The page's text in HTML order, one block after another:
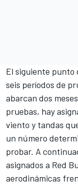
El siguiente punto
seis períodos de
abarcan dos
pruebas, hay
viento y tandas
un número
probar. A
asignados a Red
aerodinámicas